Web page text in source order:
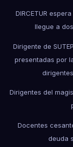
DIRCETUR
llegue a
Dirigente de
presentadas por
Dirigentes del
Docentes
deuda